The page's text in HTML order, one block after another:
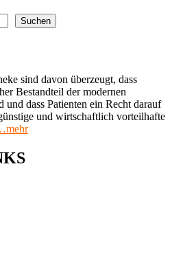
Suchen
sind davon überzeugt, dass
Bestandteil der modernen
und dass Patienten ein Recht darauf
und wirtschaftlich vorteilhafte